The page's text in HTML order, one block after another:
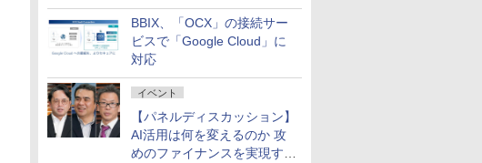
企業・広告代理店などが実装
フェーズへ
BBIX、「OCX」の接続サー
ビスで「Google Cloud」に
対応
イベント
【パネルディスカッション】
AI活用は何を変えるのか 攻
めのファイナンスを実現する